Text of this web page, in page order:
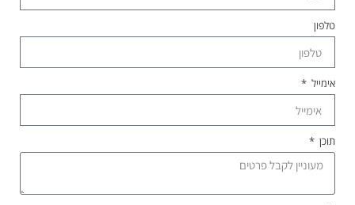
טלפון
אימייל
תוכן